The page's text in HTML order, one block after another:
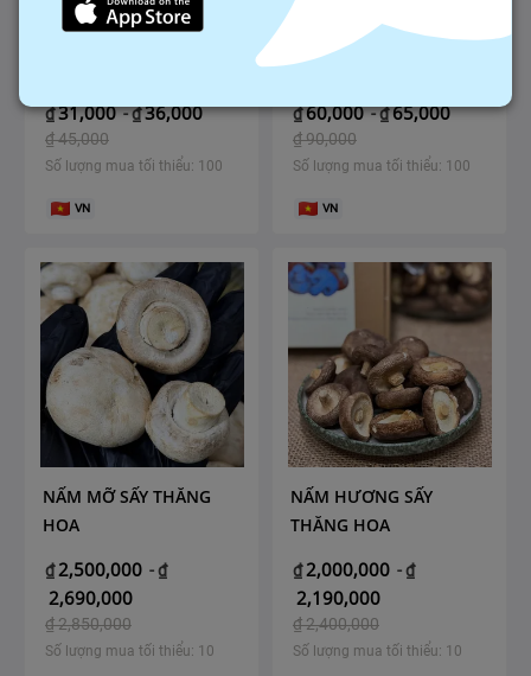
₫31,000-₫36,000
₫45,000
Số lượng mua tối thiểu: 100
VN
MIẾN MỘC THANH
₫60,000-₫65,000
₫90,000
Số lượng mua tối thiểu: 100
VN
NẤM MỠ SẤY THĂNG
HOA
₫ 2,500,000 -₫
2,690,000
₫2,850,000
Số lượng mua tối thiểu: 10
NẤM HƯƠNG SẤY
THĂNG HOA
₫ 2,000,000 -₫
2,190,000
₫2,400,000
Số lượng mua tối thiểu: 10